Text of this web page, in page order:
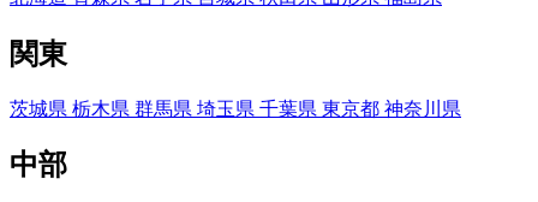
関東
茨城県 栃木県 群馬県 埼玉県 千葉県 東京都 神奈川県
中部